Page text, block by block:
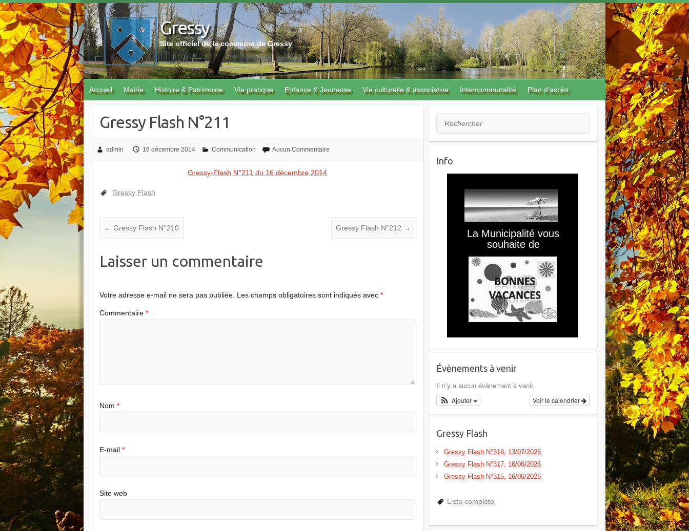
Skip
to
content
Gressy
Site officiel de la commune de Gressy
Accueil Mairie Histoire & Patrimoine Vie pratique Enfance & Jeunesse Vie culturelle & associative Intercommunalité Plan d’accès
Gressy Flash N°211
admin 16 décembre 2014 Communication Aucun Commentaire
Gressy-Flash N°211 du 16 décembre 2014
Gressy Flash
← Gressy Flash N°210 Gressy Flash N°212 →
Laisser un commentaire
Votre adresse e-mail ne sera pas publiée. Les champs obligatoires sont indiqués avec*
Commentaire*
Nom*
E-mail*
Site web
Rechercher
Info
Évènements à venir
Il n’y a aucun évènement à venir.
Voir le calendrier
Ajouter
Gressy Flash
Gressy Flash N°318, 13/07/2026
Gressy Flash N°317, 16/06/2026
Gressy Flash N°315, 16/06/2026
Liste complète